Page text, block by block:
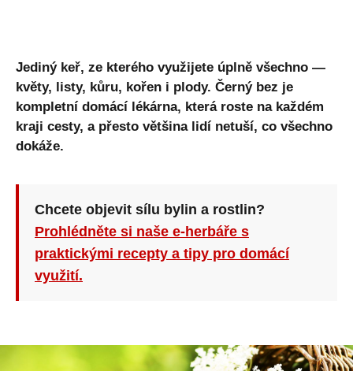
Jediný keř, ze kterého využijete úplně všechno —
květy, listy, kůru, kořen i plody. Černý bez je
kompletní domácí lékárna, která roste na každém
kraji cesty, a přesto většina lidí netuší, co všechno
dokáže.
Chcete objevit sílu bylin a rostlin?
Prohlédněte si naše e-herbáře s
praktickými recepty a tipy pro domácí
využití.